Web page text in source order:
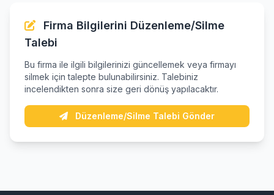
Firma Bilgilerini Düzenleme/Silme
Talebi
Bu firma ile ilgili bilgilerinizi güncellemek veya firmayı
silmek için talepte bulunabilirsiniz. Talebiniz
incelendikten sonra size geri dönüş yapılacaktır.
Düzenleme/Silme Talebi Gönder